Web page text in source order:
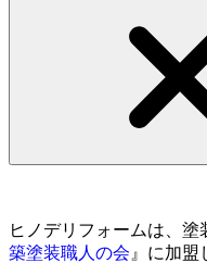
ヒノデリフォームは、
築塗装職人の会 』に加盟